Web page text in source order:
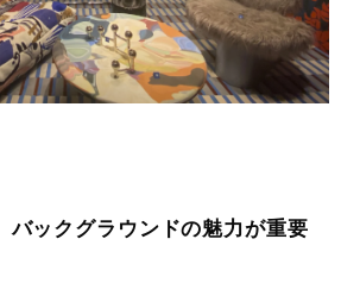
バックグラウンドの魅力が重要